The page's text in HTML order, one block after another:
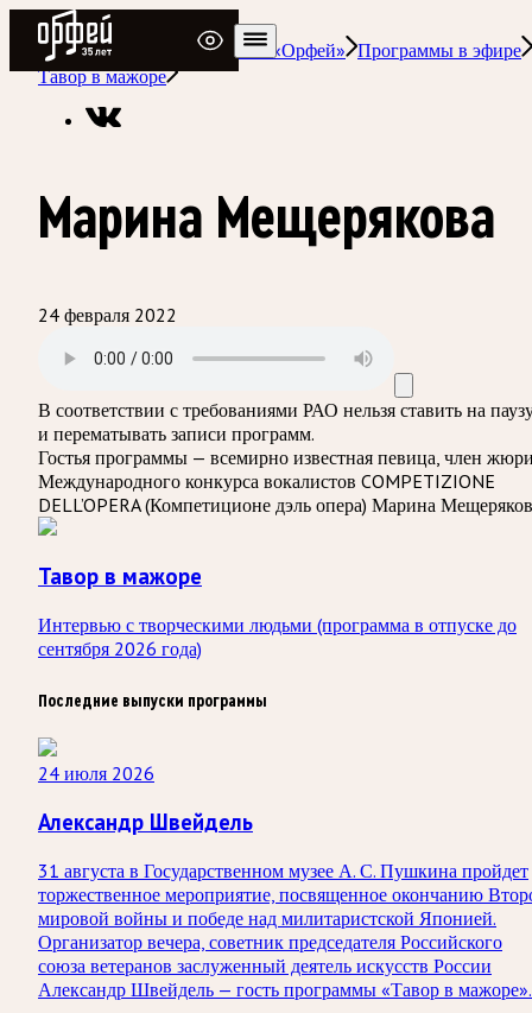
Радио Орфей
Радио классической музыки «Орфей» Программы в эфире
Тавор в мажоре
Марина Мещерякова
24 февраля 2022
В соответствии с требованиями РАО нельзя ставить на
и перематывать записи программ.
Гостья программы — всемирно известная певица, член
Международного конкурса вокалистов COMPETIZIONE
DELL’OPERA (Компетиционе дэль опера) Марина
Тавор в мажоре
Интервью с творческими людьми (программа в отпуске до
сентября 2026 года)
Последние выпуски программы
24 июля 2026
Александр Швейдель
31 августа в Государственном музее А. С. Пушкина пройдет
торжественное мероприятие, посвященное окончанию
мировой войны и победе над милитаристской Японией.
Организатор вечера, советник председателя Российского
союза ветеранов заслуженный деятель искусств России
Александр Швейдель — гость программы «Тавор в мажоре».